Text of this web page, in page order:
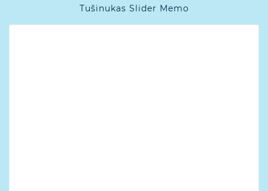
Tušinukas Slider Memo